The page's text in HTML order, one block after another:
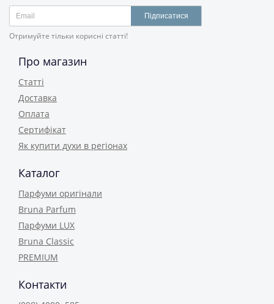
Підписатися
Отримуйте тільки корисні статті!
Про магазин
Статті
Доставка
Оплата
Сертифікат
Як купити духи в регіонах
Каталог
Парфуми оригінали
Bruna Parfum
Парфуми LUX
Bruna Classic
PREMIUM
Контакти